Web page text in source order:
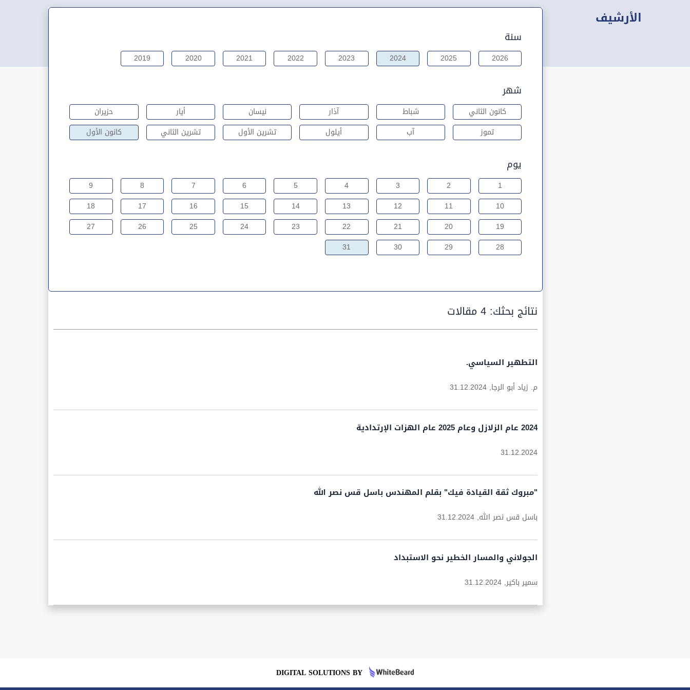
الأرشيف
سنة
2026
2025
2024
2023
2022
2021
2020
2019
شهر
كانون الثاني شباط آذار نيسان أيار
حزيران
تموز
آب أيلول تشرين الأول تشرين الثاني كانون الأول
يوم
1
2
3
4
5
6
7
8
9
10
11
12
13
14
15
16
17
18
19
20
21
22
23
24
25
26
27
28
29
30
31
نتائج بحثك: 4 مقالات
التطهير السياسي.
م. زياد أبو الرجا, 31.12.2024
2024 عام الزلازل وعام 2025 عام الهزات الإرتدادية
31.12.2024
"مبروك ثقة القيادة فيك" بقلم المهندس باسل قس نصر الله
باسل قس نصر الله, 31.12.2024
الجولاني والمسار الخطير نحو الاستبداد
سمير باكير, 31.12.2024
DIGITAL SOLUTIONS BY